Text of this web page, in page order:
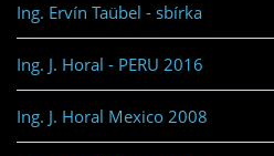
Ing. Ervín Taübel - sbírka
Ing. J. Horal - PERU 2016
Ing. J. Horal Mexico 2008